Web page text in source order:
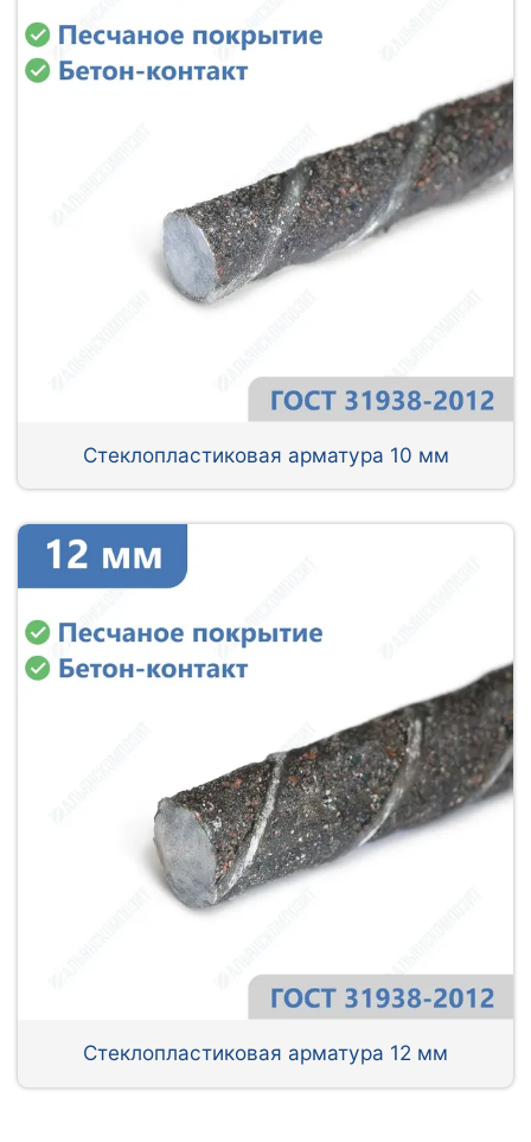
Стеклопластиковая арматура 10 мм
Стеклопластиковая арматура 12 мм